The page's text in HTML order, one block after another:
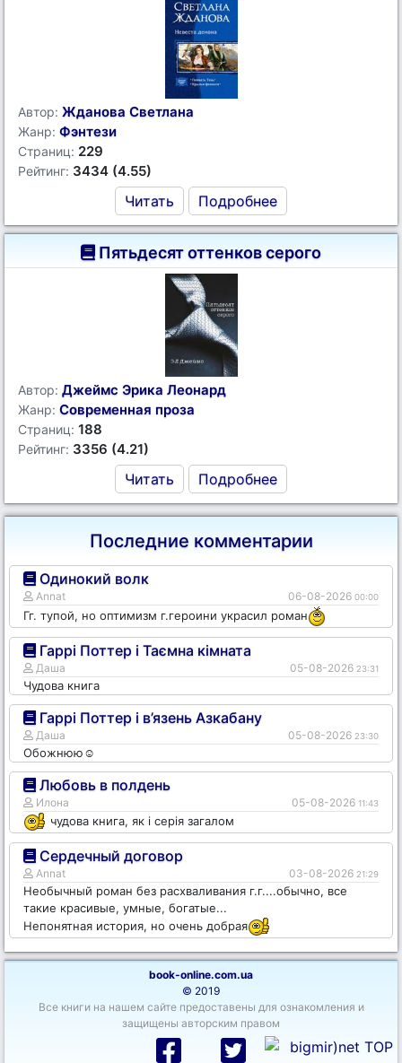
Автор: Жданова Светлана
Жанр: Фэнтези
Страниц: 229
Рейтинг: 3434 (4.55)
Читать Подробнее
Пятьдесят оттенков серого
Автор: Джеймс Эрика Леонард
Жанр: Современная проза
Страниц: 188
Рейтинг: 3356 (4.21)
Читать Подробнее
Последние комментарии
Одинокий волк
Annat 06-08-2026 00:00
Гг. тупой, но оптимизм г.героини украсил роман
Гаррі Поттер і Таємна кімната
Даша 05-08-2026 23:31
Чудова книга
Гаррі Поттер і в’язень Азкабану
Даша 05-08-2026 23:30
Обожнюю☺️
Любовь в полдень
Илона 05-08-2026 11:43
чудова книга, як і серія загалом
Сердечный договор
Annat 03-08-2026 21:29
Необычный роман без расхваливания г.г....обычно, все
такие красивые, умные, богатые...
Непонятная история, но очень добрая
book-online.com.ua
© 2019
Все книги на нашем сайте предоставены для ознакомления и
защищены авторским правом